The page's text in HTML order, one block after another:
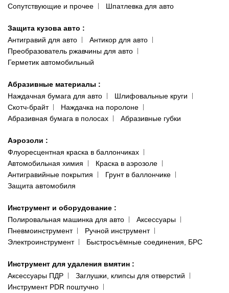
Сопутствующие и прочее
Шпатлевка для авто
Защита кузова авто :
Антигравий для авто
Антикор для авто
Преобразователь ржавчины для авто
Герметик автомобильный
Абразивные материалы :
Наждачная бумага для авто
Шлифовальные круги
Скотч-брайт
Наждачка на поролоне
Абразивная бумага в полосах
Абразивные губки
Аэрозоли :
Флуоресцентная краска в баллончиках
Автомобильная химия
Краска в аэрозоле
Антигравийные покрытия
Грунт в баллончике
Защита автомобиля
Инструмент и оборудование :
Полировальная машинка для авто
Аксессуары
Пневмоинструмент
Ручной инструмент
Электроинструмент
Быстросъёмные соединения, БРС
Инструмент для удаления вмятин :
Аксессуары ПДР
Заглушки, клипсы для отверстий
Инструмент PDR поштучно